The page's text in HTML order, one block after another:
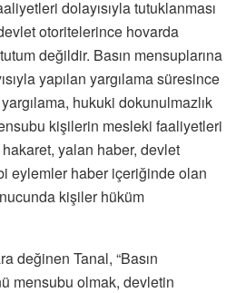
dolayısıyla tutuklanması
otoritelerince hovarda
değildir. Basın mensuplarına
yapılan yargılama süresince
hukuki dokunulmazlık
kişilerin mesleki faaliyetleri
yalan haber, devlet
eylemler haber içeriğinde olan
kişiler hüküm
değinen Tanal, “Basın
mensubu olmak, devletin